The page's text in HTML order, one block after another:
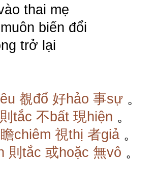
thai mẹ
biến đổi
trở lại
覩đổ 好hảo 事sự 。
則tắc 不bất 現hiện 。
瞻chiêm 視thị 者giả 。
則tắc 或hoặc 無vô 。